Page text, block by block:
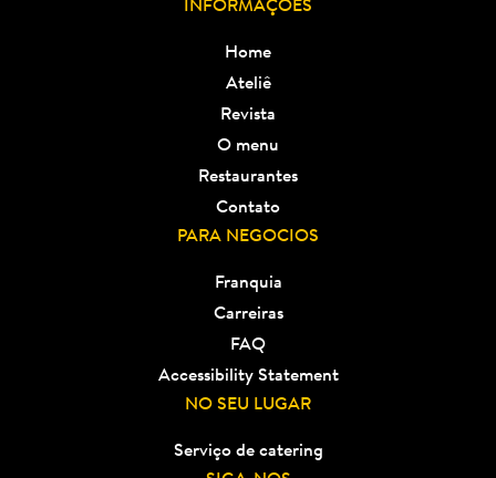
Home
Ateliê
Revista
O menu
Restaurantes
Contato
PARA NEGOCIOS
Franquia
Carreiras
FAQ
Accessibility Statement
NO SEU LUGAR
Serviço de catering